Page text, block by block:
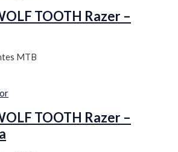
TOOTH Razer –
MTB
TOOTH Razer –